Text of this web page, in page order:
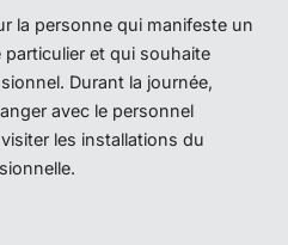
la personne qui manifeste un
et qui souhaite
Durant la journée,
avec le personnel
les installations du